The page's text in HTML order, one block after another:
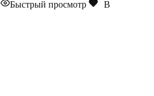
ЭтотБыстрый просмотр
В